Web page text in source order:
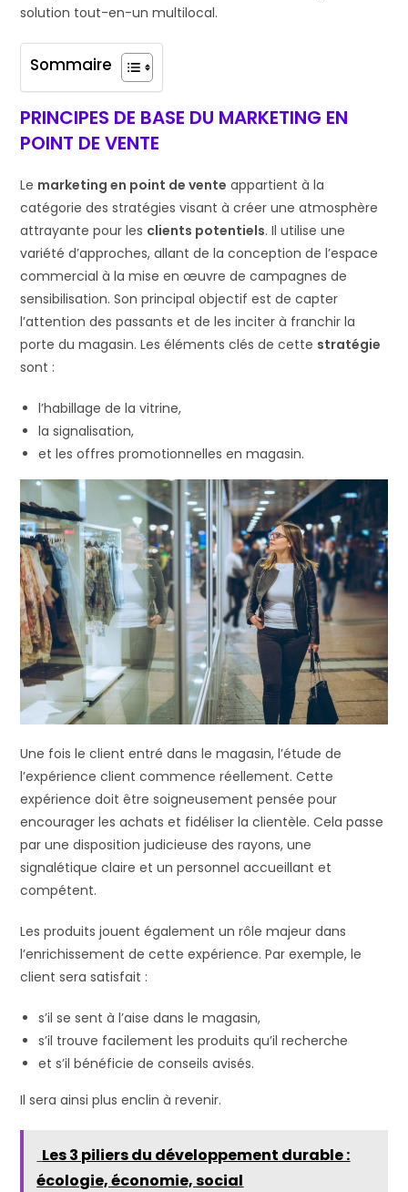
solution tout-en-un multilocal.
Sommaire
PRINCIPES DE BASE DU MARKETING EN
POINT DE VENTE
Le marketing en point de vente appartient à la
catégorie des stratégies visant à créer une atmosphère
attrayante pour les clients potentiels. Il utilise une
variété d’approches, allant de la conception de l’espace
commercial à la mise en œuvre de campagnes de
sensibilisation. Son principal objectif est de capter
l’attention des passants et de les inciter à franchir la
porte du magasin. Les éléments clés de cette stratégie
sont :
l’habillage de la vitrine,
la signalisation,
et les offres promotionnelles en magasin.
Une fois le client entré dans le magasin, l’étude de
l’expérience client commence réellement. Cette
expérience doit être soigneusement pensée pour
encourager les achats et fidéliser la clientèle. Cela passe
par une disposition judicieuse des rayons, une
signalétique claire et un personnel accueillant et
compétent.
Les produits jouent également un rôle majeur dans
l’enrichissement de cette expérience. Par exemple, le
client sera satisfait :
s’il se sent à l’aise dans le magasin,
s’il trouve facilement les produits qu’il recherche
et s’il bénéficie de conseils avisés.
Il sera ainsi plus enclin à revenir.
Les 3 piliers du développement durable :
écologie, économie, social